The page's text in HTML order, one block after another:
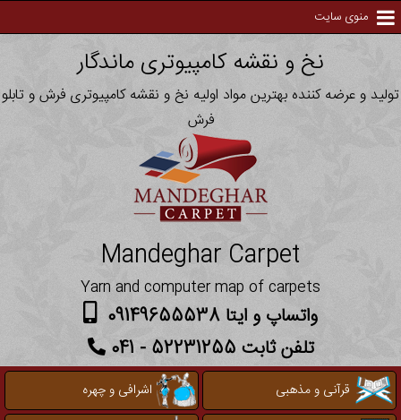
منوی سایت
نخ و نقشه کامپیوتری ماندگار
تولید و عرضه کننده بهترین مواد اولیه نخ و نقشه کامپیوتری فرش و تابلو
فرش
Mandeghar Carpet
Yarn and computer map of carpets
واتساپ و ایتا 09149655538
تلفن ثابت 52231255 - 041
قرآنی و مذهبی
اشرافی و چهره